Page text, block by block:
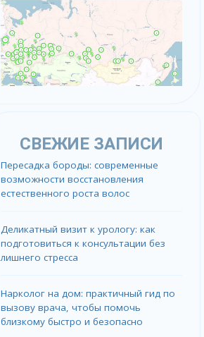
СВЕЖИЕ ЗАПИСИ
Пересадка бороды: современные
возможности восстановления
естественного роста волос
Деликатный визит к урологу: как
подготовиться к консультации без
лишнего стресса
Нарколог на дом: практичный гид по
вызову врача, чтобы помочь
близкому быстро и безопасно